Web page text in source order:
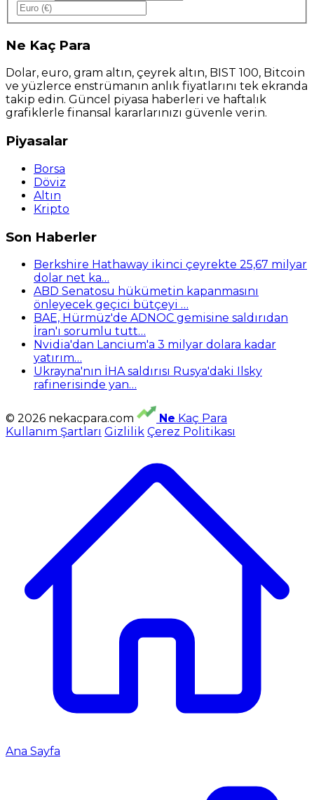
Ne Kaç Para
Dolar, euro, gram altın, çeyrek altın, BIST 100, Bitcoin
ve yüzlerce enstrümanın anlık fiyatlarını tek ekranda
takip edin. Güncel piyasa haberleri ve haftalık
grafiklerle finansal kararlarınızı güvenle verin.
Piyasalar
Borsa
Döviz
Altın
Kripto
Son Haberler
Berkshire Hathaway ikinci çeyrekte 25,67 milyar
dolar net ka…
ABD Senatosu hükümetin kapanmasını
önleyecek geçici bütçeyi …
BAE, Hürmüz'de ADNOC gemisine saldırıdan
İran'ı sorumlu tutt…
Nvidia'dan Lancium'a 3 milyar dolara kadar
yatırım…
Ukrayna'nın İHA saldırısı Rusya'daki Ilsky
rafinerisinde yan…
© 2026 nekacpara.com Ne Kaç Para
Kullanım Şartları Gizlilik Çerez Politikası
Ana Sayfa